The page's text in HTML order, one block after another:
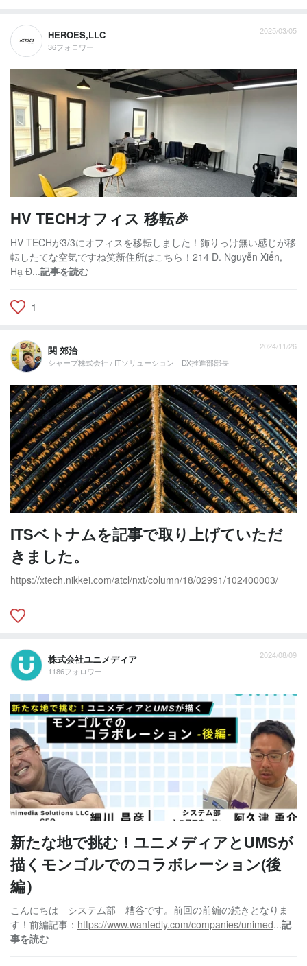
HEROES,LLC
36フォロワー
2025/03/05
HV TECHオフィス 移転🎉
HV TECHが3/3にオフィスを移転しました！飾りっけ無い感じが移
転したてな空気ですね笑新住所はこちら！214 Đ. Nguyễn Xiển,
Hạ Đ...記事を読む
1
関 郊治
シャープ株式会社 / ITソリューション DX推進部部長
2024/11/26
ITSベトナムを記事で取り上げていただ
きました。
https://xtech.nikkei.com/atcl/nxt/column/18/02991/102400003/
株式会社ユニメディア
1186フォロワー
2024/08/09
新たな地で挑む！ユニメディアとUMSが
描くモンゴルでのコラボレーション(後
編）
こんにちは システム部 糟谷です。前回の前編の続きとなりま
す！前編記事： https://www.wantedly.com/companies/unimed...記
事を読む